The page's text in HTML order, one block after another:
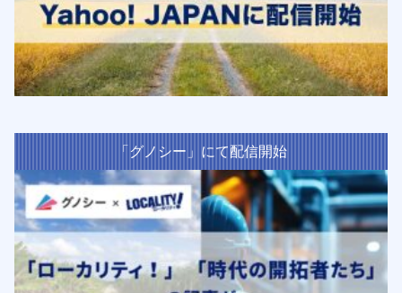
「グノシー」にて配信開始